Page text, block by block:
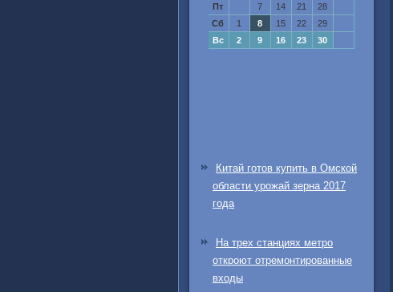
Пт
7 14 21
28
Сб
1 8 15 22
29
Вс
2 9 16 23 30
Китай готов купить в Омской
области урожай зерна 2017
года
На трех станциях метро
откроют отремонтированные
входы